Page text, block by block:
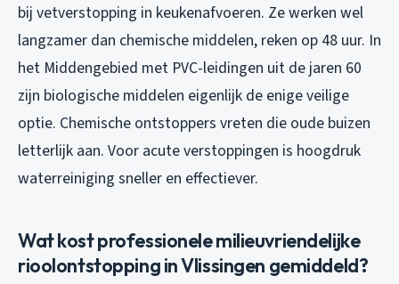
bij vetverstopping in keukenafvoeren. Ze werken wel
langzamer dan chemische middelen, reken op 48 uur. In
het Middengebied met PVC-leidingen uit de jaren 60
zijn biologische middelen eigenlijk de enige veilige
optie. Chemische ontstoppers vreten die oude buizen
letterlijk aan. Voor acute verstoppingen is hoogdruk
waterreiniging sneller en effectiever.
Wat kost professionele milieuvriendelijke
rioolontstopping in Vlissingen gemiddeld?